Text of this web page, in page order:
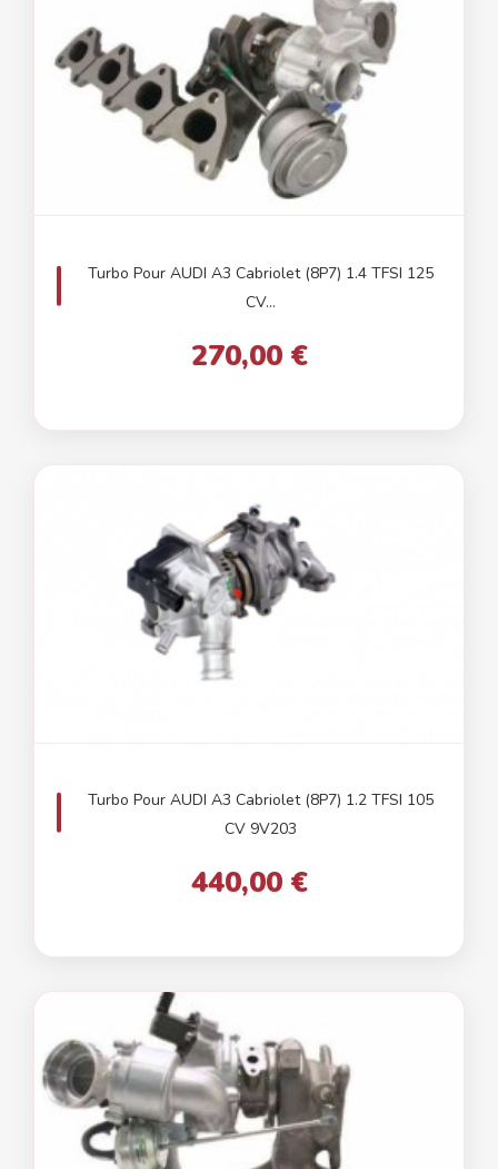
Turbo Pour AUDI A3 Cabriolet (8P7) 1.4 TFSI 125
CV...
270,00 €
Turbo Pour AUDI A3 Cabriolet (8P7) 1.2 TFSI 105
CV 9V203
440,00 €